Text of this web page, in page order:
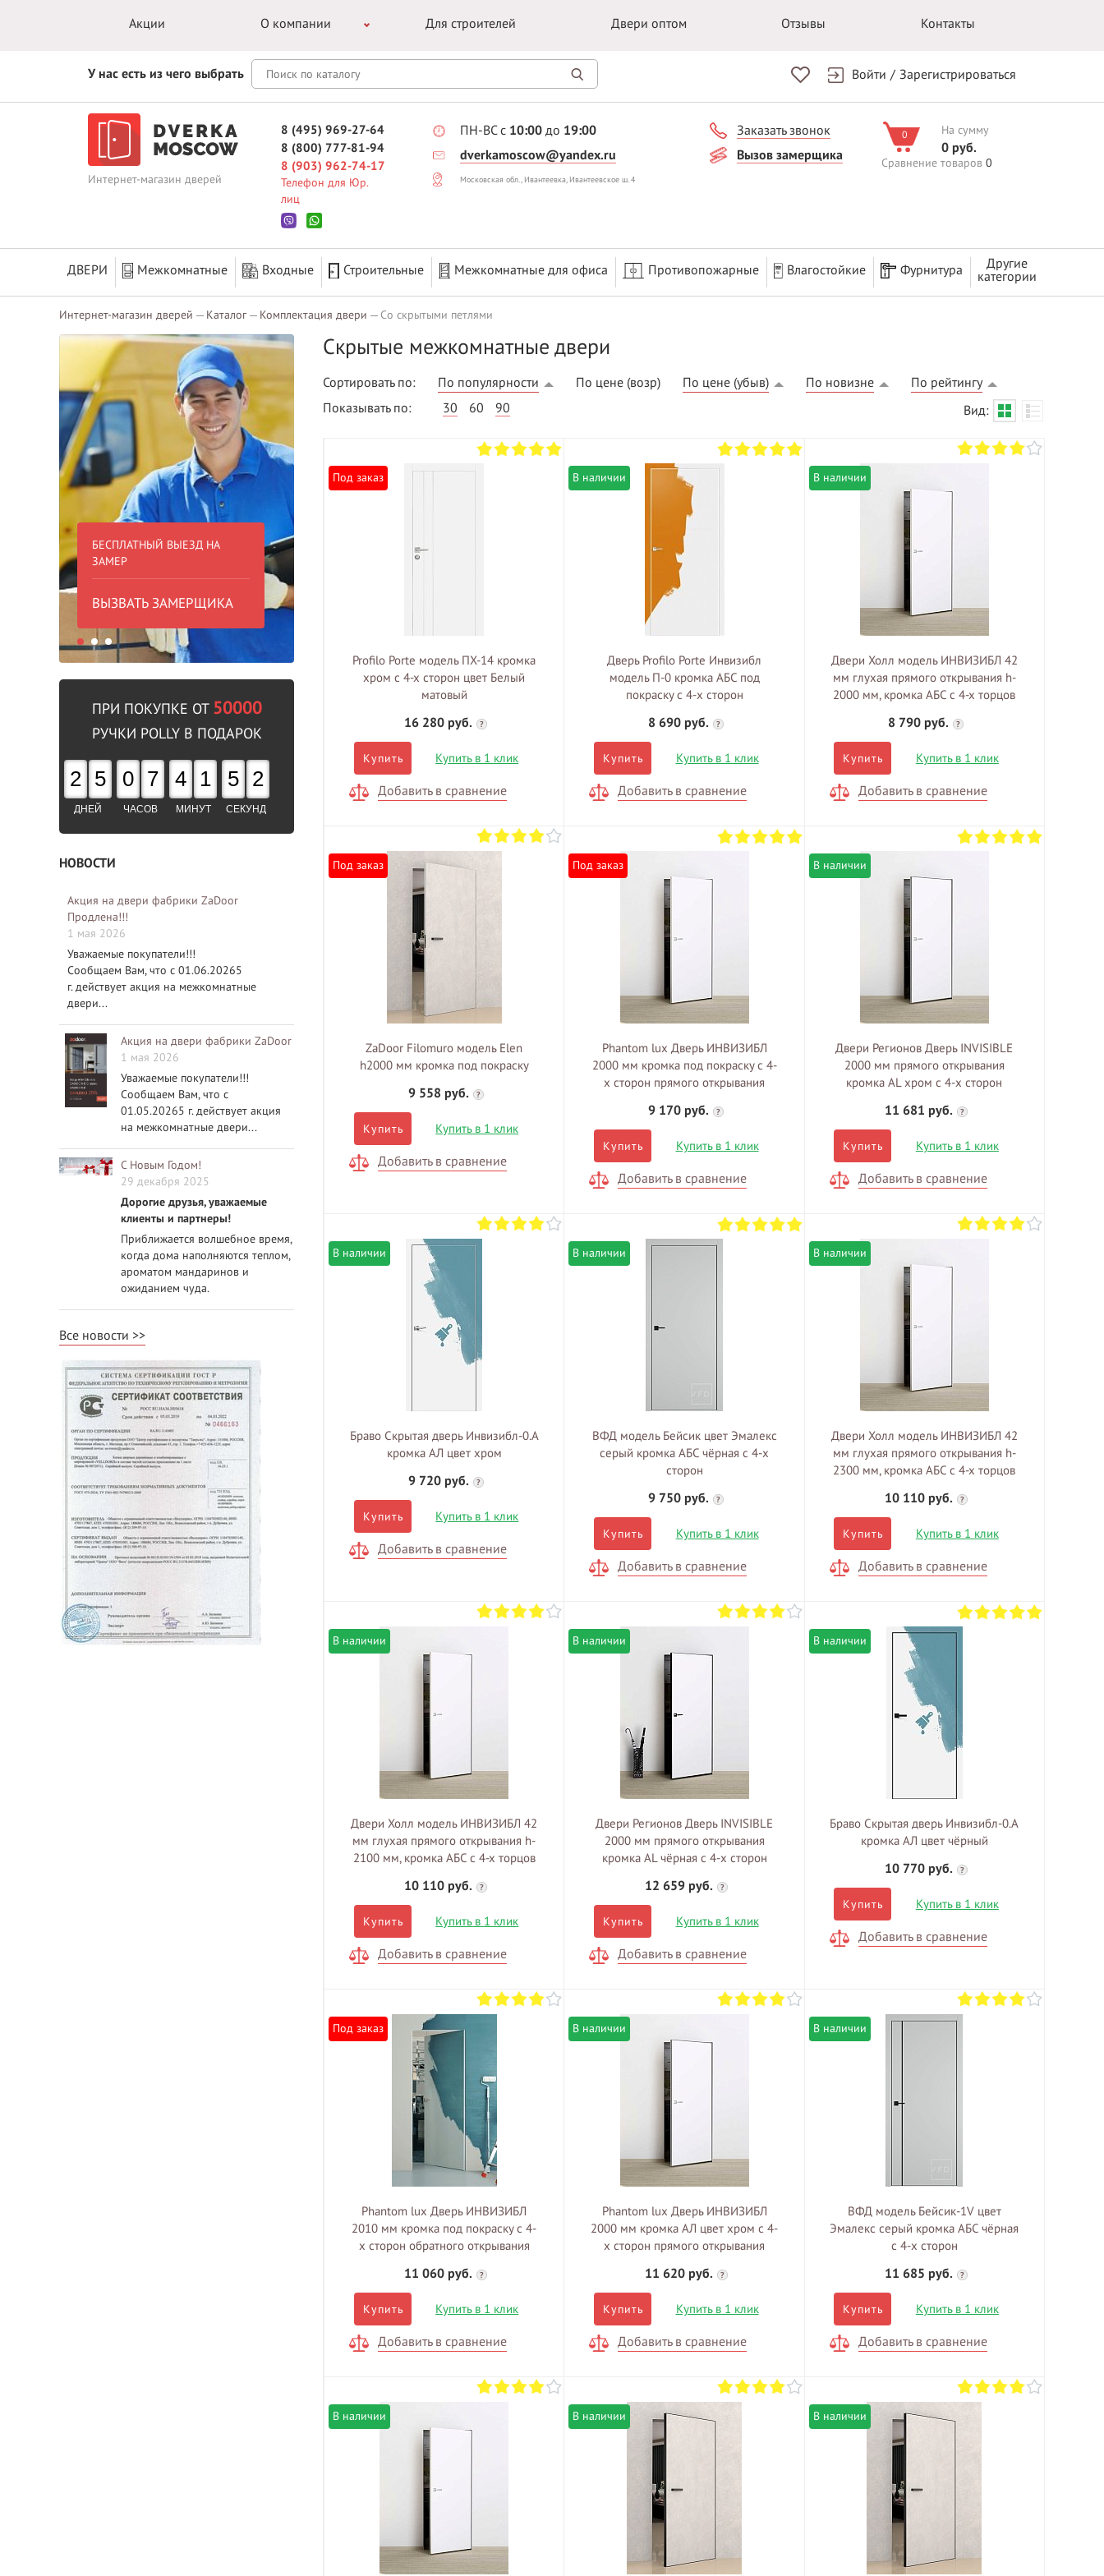
Акции О компании Для строителей Двери оптом Отзывы Контакты
У нас есть из чего выбрать Войти / Зарегистрироваться
Интернет-магазин дверей
8 (495) 969-27-64
8 (800) 777-81-94
8 (903) 962-74-17
Телефон для Юр.
лиц
ПН-ВС с 10:00 до 19:00
dverkamoscow@yandex.ru
Московская обл., Ивантеевка, Ивантеевское ш. 4
Заказать звонок
Вызов замерщика
0 На сумму
0 руб.
Сравнение товаров 0
ДВЕРИ Межкомнатные Входные Строительные Межкомнатные для офиса Противопожарные Влагостойкие Фурнитура
Другие
категории
Интернет-магазин дверей Каталог Комплектация двери Со скрытыми петлями
БЕСПЛАТНЫЙ ВЫЕЗД НА
ЗАМЕР
ВЫЗВАТЬ ЗАМЕРЩИКА
БЕСПЛАТНАЯ ДОСТАВКА ОТ 40
ВЫГОДНОЕ ПРЕДЛОЖЕНИЕ
Краснодеревщик по
выгодным ценам
БЕСПЛАТНЫЙ ВЫЕЗД НА
ВЫЗВАТЬ ЗАМЕРЩИКА
ПРИ ПОКУПКЕ ОТ 50000
РУЧКИ POLLY В ПОДАРОК
2 5
ДНЕЙ
0 7
ЧАСОВ
4 1
МИНУТ
5 1
СЕКУНД
НОВОСТИ
Акция на двери фабрики ZaDoor
Продлена!!!
1 мая 2026
Уважаемые покупатели!!!
Сообщаем Вам, что с 01.06.20265
г. действует акция на межкомнатные
двери...
Акция на двери фабрики ZaDoor
1 мая 2026
Уважаемые покупатели!!!
Сообщаем Вам, что с
01.05.20265 г. действует акция
на межкомнатные двери...
С Новым Годом!
29 декабря 2025
Дорогие друзья, уважаемые
клиенты и партнеры!
Приближается волшебное время,
когда дома наполняются теплом,
ароматом мандаринов и
ожиданием чуда.
Все новости
Скрытые межкомнатные двери
Сортировать по: По популярности По цене (возр) По цене (убыв) По новизне
По рейтингу
Показывать по:
30 60 90 Вид:
Под заказ
Profilo Porte модель ПХ-14 кромка
хром с 4-х сторон цвет Белый
матовый
16 280 руб.
?
Купить Купить в 1 клик
Добавить в сравнение
В наличии
Дверь Profilo Porte Инвизибл
модель П-0 кромка АБС под
покраску c 4-x сторон
8 690 руб.
?
Купить Купить в 1 клик
Добавить в сравнение
В наличии
Двери Холл модель ИНВИЗИБЛ 42
мм глухая прямого открывания h-
2000 мм, кромка АБС с 4-х торцов
8 790 руб.
?
Купить Купить в 1 клик
Добавить в сравнение
Под заказ
ZaDoor Filomuro модель Elen
h2000 мм кромка под покраску
9 558 руб.
?
Купить Купить в 1 клик
Добавить в сравнение
Под заказ
Phantom lux Дверь ИНВИЗИБЛ
2000 мм кромка под покраску c 4-
x сторон прямого открывания
9 170 руб.
?
Купить Купить в 1 клик
Добавить в сравнение
В наличии
Двери Регионов Дверь INVISIBLE
2000 мм прямого открывания
кромка AL хром c 4-x сторон
11 681 руб.
?
Купить Купить в 1 клик
Добавить в сравнение
В наличии
Браво Скрытая дверь Инвизибл-0.А
кромка АЛ цвет хром
9 720 руб.
?
Купить Купить в 1 клик
Добавить в сравнение
В наличии
ВФД модель Бейсик цвет Эмалекс
серый кромка АБС чёрная c 4-х
сторон
9 750 руб.
?
Купить Купить в 1 клик
Добавить в сравнение
В наличии
Двери Холл модель ИНВИЗИБЛ 42
мм глухая прямого открывания h-
2300 мм, кромка АБС с 4-х торцов
10 110 руб.
?
Купить Купить в 1 клик
Добавить в сравнение
В наличии
Двери Холл модель ИНВИЗИБЛ 42
мм глухая прямого открывания h-
2100 мм, кромка АБС с 4-х торцов
10 110 руб.
?
Купить Купить в 1 клик
Добавить в сравнение
В наличии
Двери Регионов Дверь INVISIBLE
2000 мм прямого открывания
кромка AL чёрная c 4-x сторон
12 659 руб.
?
Купить Купить в 1 клик
Добавить в сравнение
В наличии
Браво Скрытая дверь Инвизибл-0.А
кромка АЛ цвет чёрный
10 770 руб.
?
Купить Купить в 1 клик
Добавить в сравнение
Под заказ
Phantom lux Дверь ИНВИЗИБЛ
2010 мм кромка под покраску c 4-
x сторон обратного открывания
11 060 руб.
?
Купить Купить в 1 клик
Добавить в сравнение
В наличии
Phantom lux Дверь ИНВИЗИБЛ
2000 мм кромка АЛ цвет хром c 4-
x сторон прямого открывания
11 620 руб.
?
Купить Купить в 1 клик
Добавить в сравнение
В наличии
ВФД модель Бейсик-1V цвет
Эмалекс серый кромка АБС чёрная
c 4-х сторон
11 685 руб.
?
Купить Купить в 1 клик
Добавить в сравнение
В наличии В наличии В наличии